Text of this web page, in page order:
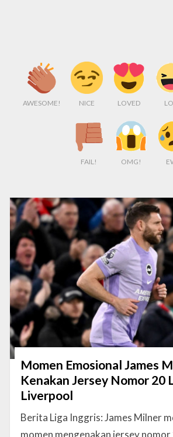
AWESOME! NICE LOVED
FAIL! OMG!
Momen Emosional James
Kenakan Jersey Nomor 20
Liverpool
Berita Liga Inggris: James Milner
momen mengenakan jersey